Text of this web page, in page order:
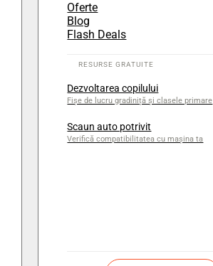
Oferte
Blog
Flash Deals
Dezvoltarea copilului
Fișe de lucru gradiniță și clasele primare
Scaun auto potrivit
Verifică compatibilitatea cu mașina ta